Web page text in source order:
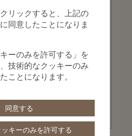
ッ
ニー
リックすると、上記の
同意したことになりま
ーのみを許可する」を
技術的なクッキーのみ
ことになります。
同意する
キーのみを許可する